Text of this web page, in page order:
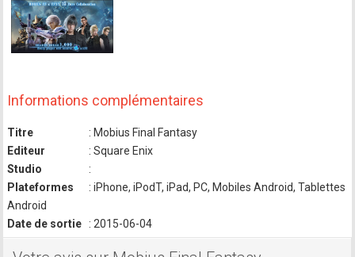
Informations complémentaires
Titre
: Mobius Final Fantasy
Editeur
: Square Enix
Studio
:
Plateformes
: iPhone, iPodT, iPad, PC, Mobiles Android, Tablettes
Android
Date de sortie
: 2015-06-04